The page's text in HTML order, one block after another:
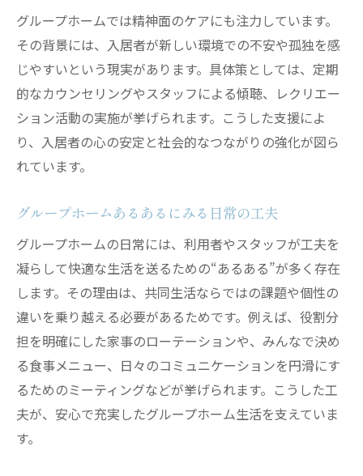
グループホームでは精神面のケアにも注力しています。
その背景には、入居者が新しい環境での不安や孤独を感
じやすいという現実があります。具体策としては、定期
的なカウンセリングやスタッフによる傾聴、レクリエー
ション活動の実施が挙げられます。こうした支援によ
り、入居者の心の安定と社会的なつながりの強化が図ら
れています。
グループホームあるあるにみる日常の工夫
グループホームの日常には、利用者やスタッフが工夫を
凝らして快適な生活を送るための“あるある”が多く存在
します。その理由は、共同生活ならではの課題や個性の
違いを乗り越える必要があるためです。例えば、役割分
担を明確にした家事のローテーションや、みんなで決め
る食事メニュー、日々のコミュニケーションを円滑にす
るためのミーティングなどが挙げられます。こうした工
夫が、安心で充実したグループホーム生活を支えていま
す。